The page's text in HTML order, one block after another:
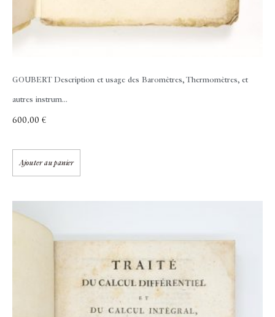
GOUBERT Description et usage des Baromètres, Thermomètres, et
autres instrum...
600,00 €
Ajouter au panier